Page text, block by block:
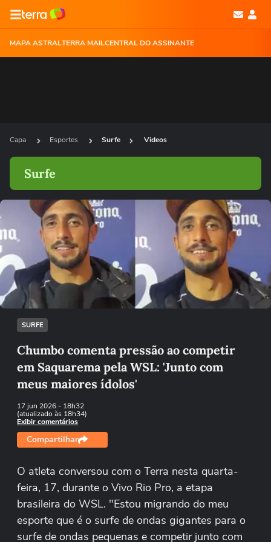
MAPA ASTRALTERRA MAILCENTRAL DO ASSINANTE
Capa Esportes Surfe Videos
Surfe
Não foi possível reproduzir o vídeo
Tentar novamente
SURFE
Chumbo comenta pressão ao competir
em Saquarema pela WSL: 'Junto com
meus maiores ídolos'
17 jun 2026- 18h32
(atualizado às 18h34)
Exibir comentários
Compartilhar
O atleta conversou com o Terra nesta quarta-
feira, 17, durante o Vivo Rio Pro, a etapa
brasileira do WSL. "Estou migrando do meu
esporte que é o surfe de ondas gigantes para o
surfe de ondas pequenas e competir junto com